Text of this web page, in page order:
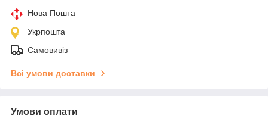
Нова Пошта
Укрпошта
Самовивіз
Всі умови доставки
Умови оплати